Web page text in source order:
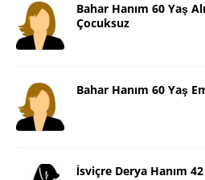
Bahar Hanım 60 Yaş
Çocuksuz
Bahar Hanım 60 Yaş
İsviçre Derya Hanım